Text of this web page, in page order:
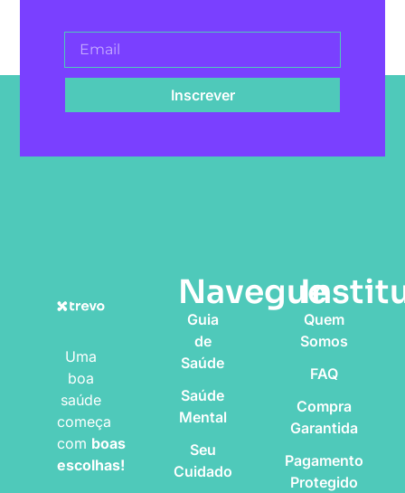
Inscrever
Uma
boa
saúde
começa
com boas
escolhas!
Navegue
Guia
de
Saúde
Saúde
Mental
Seu
Cuidado
Quem
Somos
FAQ
Compra
Garantida
Pagamento
Protegido